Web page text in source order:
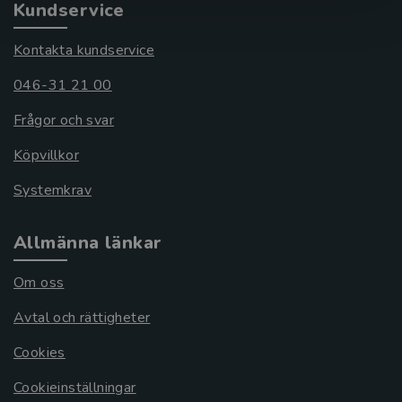
Kundservice
Kontakta kundservice
046-31 21 00
Frågor och svar
Köpvillkor
Systemkrav
Allmänna länkar
Om oss
Avtal och rättigheter
Cookies
Cookieinställningar